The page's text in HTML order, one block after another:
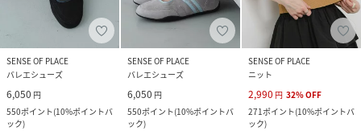
SENSE OF PLACE
バレエシューズ
6,050 円
550ポイント(10%ポイントバ
ック)
SENSE OF PLACE
バレエシューズ
6,050 円
550ポイント(10%ポイントバ
ック)
SENSE OF PLACE
ニット
2,990 円 32%OFF
271ポイント(10%ポイントバ
ック)